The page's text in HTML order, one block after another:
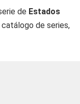
de Estados
de series,